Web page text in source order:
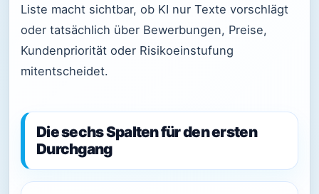
Liste macht sichtbar, ob KI nur Texte vorschlägt
oder tatsächlich über Bewerbungen, Preise,
Kundenpriorität oder Risikoeinstufung
mitentscheidet.
Die sechs Spalten für den ersten
Durchgang